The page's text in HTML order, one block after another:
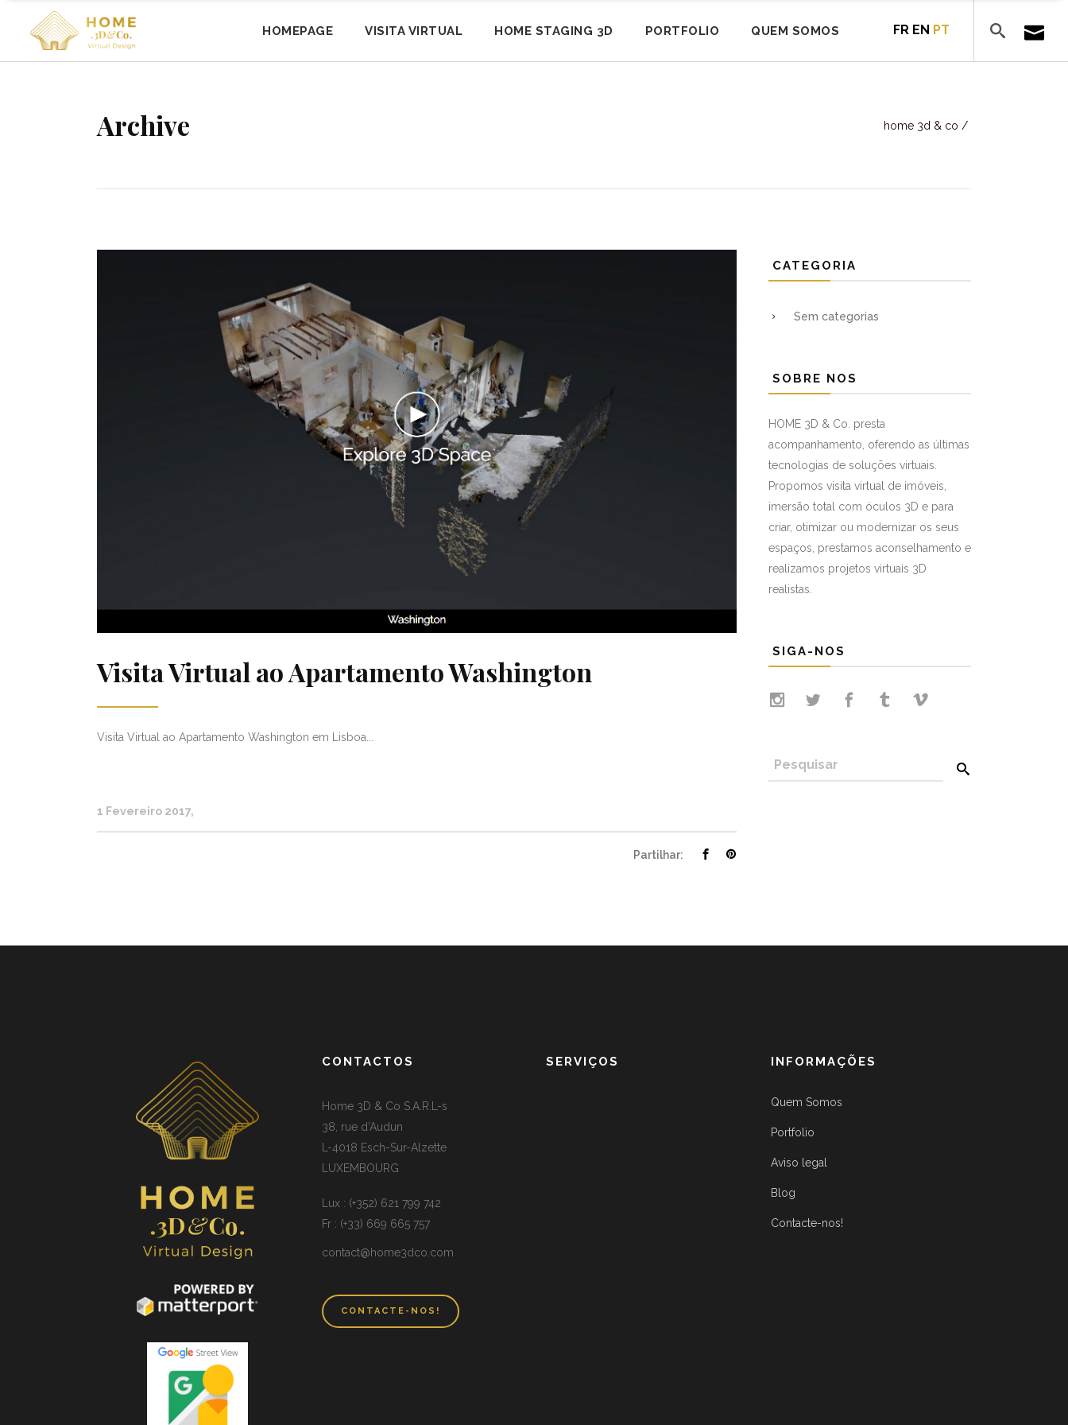
HOMEPAGE VISITA VIRTUAL HOME STAGING 3D PORTFOLIO QUEM SOMOS FR EN PT
Archive home 3d & co /
Visita Virtual ao Apartamento Washington
Visita Virtual ao Apartamento Washington em Lisboa...
1 Fevereiro 2017
Partilhar:
CATEGORIA
Sem categorias
SOBRE NOS
HOME 3D & Co. presta
acompanhamento, oferendo as últimas
tecnologias de soluções virtuais.
Propomos visita virtual de imóveis,
imersão total com óculos 3D e para
criar, otimizar ou modernizar os seus
espaços, prestamos aconselhamento e
realizamos projetos virtuais 3D
realistas.
SIGA-NOS
CONTACTOS
Home 3D & Co S.A.R.L-s
38, rue d’Audun
L-4018 Esch-Sur-Alzette
LUXEMBOURG
Lux : (+352) 621 799 742
Fr : (+33) 669 665 757
contact@home3dco.com
CONTACTE-NOS!
SERVIÇOS INFORMAÇÕES
Quem Somos
Portfolio
Aviso legal
Blog
Contacte-nos!